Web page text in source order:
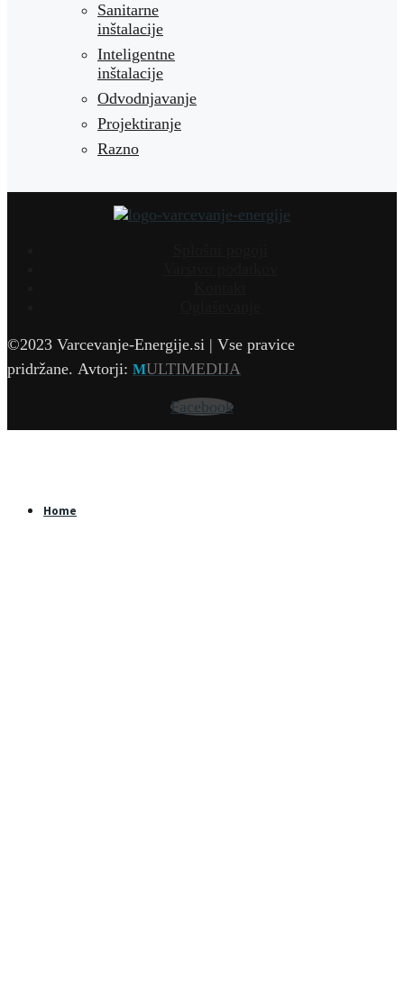
Sanitarne
inštalacije
Inteligentne
inštalacije
Odvodnjavanje
Projektiranje
Razno
©2023 Varcevanje-Energije.si | Vse pravice
pridržane. Avtorji: MULTIMEDIJA
Facebook
Home